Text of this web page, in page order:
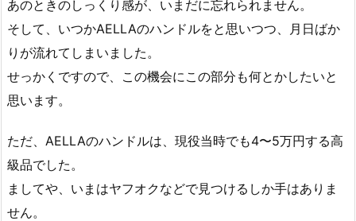
あのときのしっくり感が、いまだに忘れられません。
そして、いつかAELLAのハンドルをと思いつつ、月日ばか
りが流れてしまいました。
せっかくですので、この機会にこの部分も何とかしたいと
思います。
ただ、AELLAのハンドルは、現役当時でも4〜5万円する高
級品でした。
ましてや、いまはヤフオクなどで見つけるしか手はありま
せん。